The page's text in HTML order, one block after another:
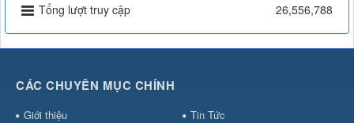
Tổng lượt truy cập
26,556,788
CÁC CHUYÊN MỤC CHÍNH
Giới thiệu
Tin Tức